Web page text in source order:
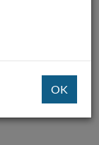
ręcznych)